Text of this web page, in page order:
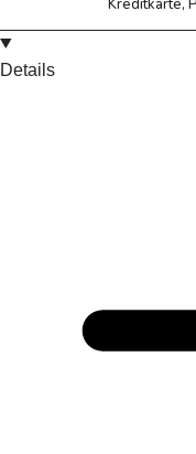
Kreditkarte,
Details